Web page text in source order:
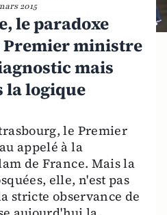
2015
le paradoxe
Premier ministre
mais
la logique
le Premier
appelé à la
de France. Mais la
elle, n'est pas
stricte observance de